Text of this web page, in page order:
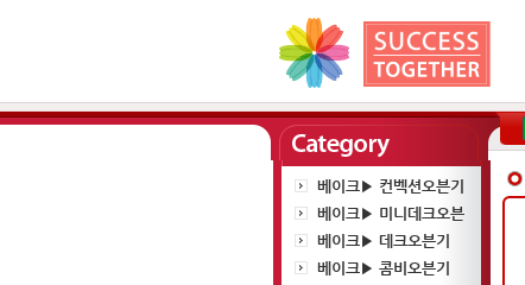
베이크▶ 컨벡션오븐기
베이크▶ 미니데크오븐
베이크▶ 데크오븐기
베이크▶ 콤비오븐기